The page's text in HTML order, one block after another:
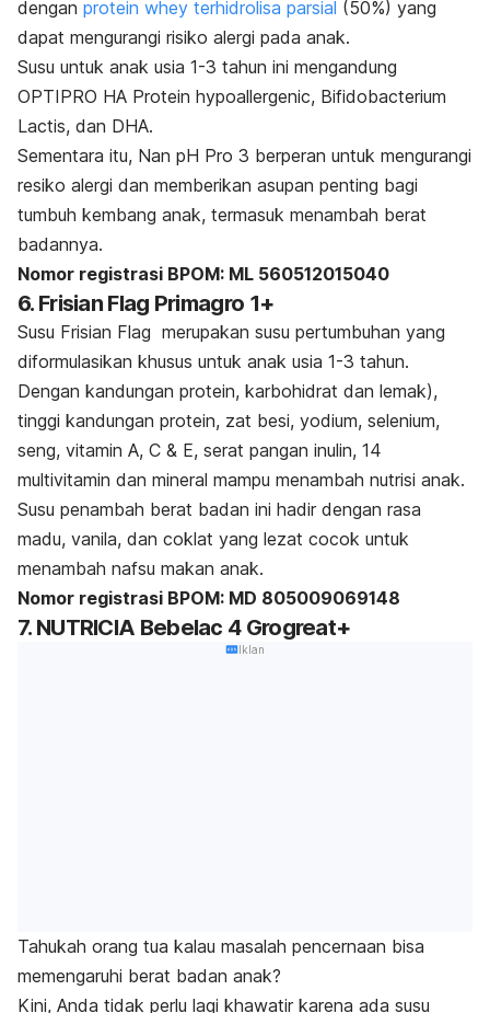
dengan protein whey terhidrolisa parsial (50%) yang
dapat mengurangi risiko alergi pada anak.
Susu untuk anak usia 1-3 tahun ini mengandung
OPTIPRO HA Protein hypoallergenic, Bifidobacterium
Lactis, dan DHA.
Sementara itu, Nan pH Pro 3 berperan untuk mengurangi
resiko alergi dan memberikan asupan penting bagi
tumbuh kembang anak, termasuk menambah berat
badannya.
Nomor registrasi BPOM: ML 560512015040
6. Frisian Flag Primagro 1+
Susu Frisian Flag merupakan susu pertumbuhan yang
diformulasikan khusus untuk anak usia 1-3 tahun.
Dengan kandungan protein, karbohidrat dan lemak),
tinggi kandungan protein, zat besi, yodium, selenium,
seng, vitamin A, C & E, serat pangan inulin, 14
multivitamin dan mineral mampu menambah nutrisi anak.
Susu penambah berat badan ini hadir dengan rasa
madu, vanila, dan coklat yang lezat cocok untuk
menambah nafsu makan anak.
Nomor registrasi BPOM: MD 805009069148
7. NUTRICIA Bebelac 4 Grogreat+
Iklan
Tahukah orang tua kalau masalah pencernaan bisa
memengaruhi berat badan anak?
Kini, Anda tidak perlu lagi khawatir karena ada susu